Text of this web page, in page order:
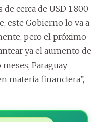
cerca de USD 1.800
este Gobierno lo va a
pero el próximo
ya el aumento de
Paraguay
materia financiera”,